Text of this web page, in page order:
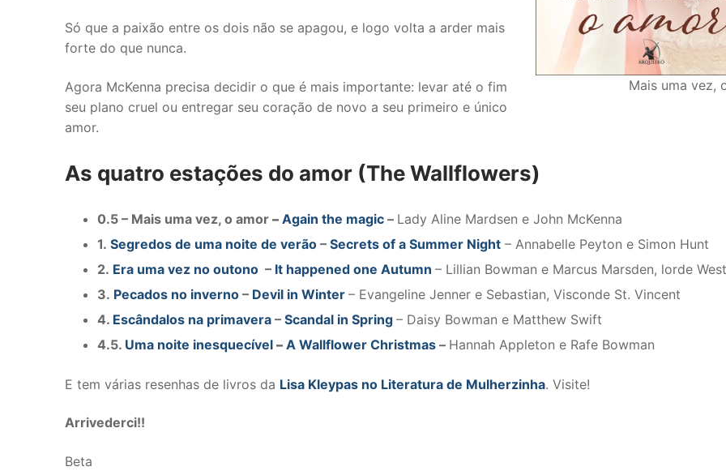
Mais uma vez,
Só que a paixão entre os dois não se apagou, e logo volta a arder mais
forte do que nunca.
Agora McKenna precisa decidir o que é mais importante: levar até o fim
seu plano cruel ou entregar seu coração de novo a seu primeiro e único
amor.
As quatro estações do amor (The Wallflowers)
0.5 – Mais uma vez, o amor – Again the magic – Lady Aline Mardsen e John McKenna
1. Segredos de uma noite de verão – Secrets of a Summer Night – Annabelle Peyton e Simon Hunt
2. Era uma vez no outono – It happened one Autumn – Lillian Bowman e Marcus Marsden, lorde
3. Pecados no inverno – Devil in Winter – Evangeline Jenner e Sebastian, Visconde St. Vincent
4. Escândalos na primavera – Scandal in Spring – Daisy Bowman e Matthew Swift
4.5. Uma noite inesquecível – A Wallflower Christmas – Hannah Appleton e Rafe Bowman
E tem várias resenhas de livros da Lisa Kleypas no Literatura de Mulherzinha. Visite!
Arrivederci!!
Beta